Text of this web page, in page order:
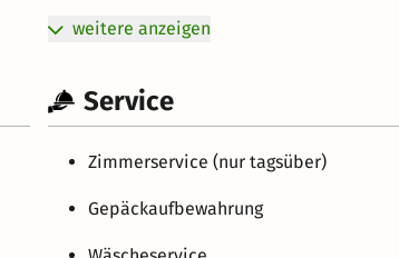
weitere anzeigen
Service
Zimmerservice (nur tagsüber)
Gepäckaufbewahrung